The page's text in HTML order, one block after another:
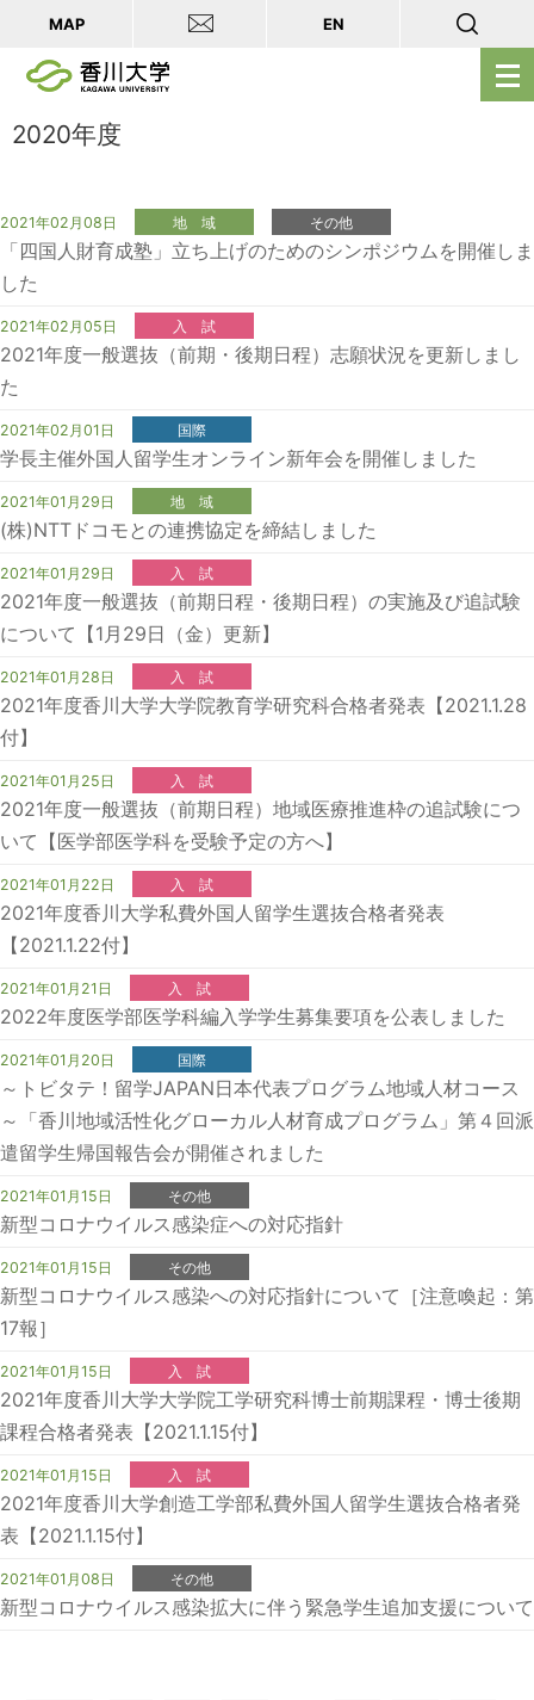
メ
ニ
く
MAP EN
2020年度
2021年02月08日 地 域 その他
「四国人財育成塾」立ち上げのためのシンポジウムを開催しま
した
2021年02月05日 入 試
2021年度一般選抜（前期・後期日程）志願状況を更新しまし
た
2021年02月01日 国際
学長主催外国人留学生オンライン新年会を開催しました
2021年01月29日 地 域
(株)NTTドコモとの連携協定を締結しました
2021年01月29日 入 試
2021年度一般選抜（前期日程・後期日程）の実施及び追試験
について【1月29日（金）更新】
2021年01月28日 入 試
2021年度香川大学大学院教育学研究科合格者発表【2021.1.28
付】
2021年01月25日 入 試
2021年度一般選抜（前期日程）地域医療推進枠の追試験につ
いて【医学部医学科を受験予定の方へ】
2021年01月22日 入 試
2021年度香川大学私費外国人留学生選抜合格者発表
【2021.1.22付】
2021年01月21日 入 試
2022年度医学部医学科編入学学生募集要項を公表しました
2021年01月20日 国際
～トビタテ！留学JAPAN日本代表プログラム地域人材コース
～「香川地域活性化グローカル人材育成プログラム」第４回派
遣留学生帰国報告会が開催されました
2021年01月15日 その他
新型コロナウイルス感染症への対応指針
2021年01月15日 その他
新型コロナウイルス感染への対応指針について［注意喚起：第
17報］
2021年01月15日 入 試
2021年度香川大学大学院工学研究科博士前期課程・博士後期
課程合格者発表【2021.1.15付】
2021年01月15日 入 試
2021年度香川大学創造工学部私費外国人留学生選抜合格者発
表【2021.1.15付】
2021年01月08日 その他
新型コロナウイルス感染拡大に伴う緊急学生追加支援について